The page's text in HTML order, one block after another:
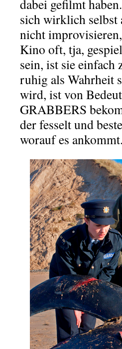
dabei gefilmt
sich wirklich selbst
nicht
Kino oft, tja,
sein, ist sie einfach
ruhig als Wahrheit
wird, ist von
GRABBERS
der fesselt und
worauf es